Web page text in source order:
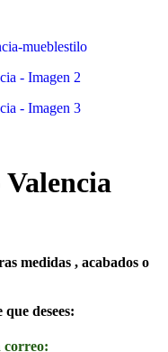
medidas , acabados o
desees:
correo: